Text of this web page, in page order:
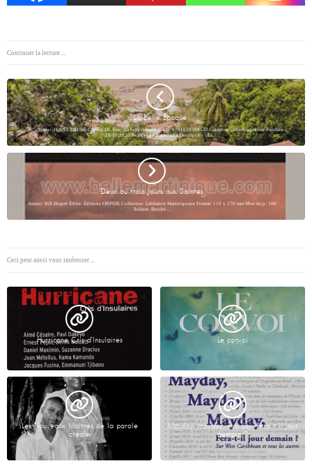
Continuer la lecture ...
La Belle Epoque
Auteur :JEAN-CLAUDE CASSILDE Titre :La belle époque ISBN :9791020388520 Catégorie :Autobiographie Parution
:29/10/2025 Nombre de pages :114 Description : La…
Deux ou trois jours aux Saintes
Auteur: Bill Hugert Éditer: Éditions ORPHIE Collection: Littérature Martiniquaise Format: 110 x 170 mm Nbre de p. 160
Reliure: Broché…
Ceci peut aussi vous intéresser ...
Hurricane Cris d’Insulaires Le convoi
Les Nouveaux Maîtres de la parole
créole
Mayday, mayday, mayday, fera t il jour
demain ?